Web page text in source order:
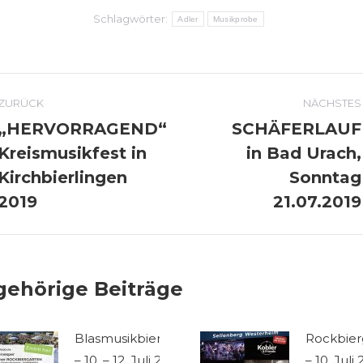
Schlagwörter: Adler Musikprobe
in
NÄCHSTES
Nächster
SCHÄFERLAUF
in Bad Urach,
Sonntag
21.07.2019
Beiträge
Blasmusikbiergarten